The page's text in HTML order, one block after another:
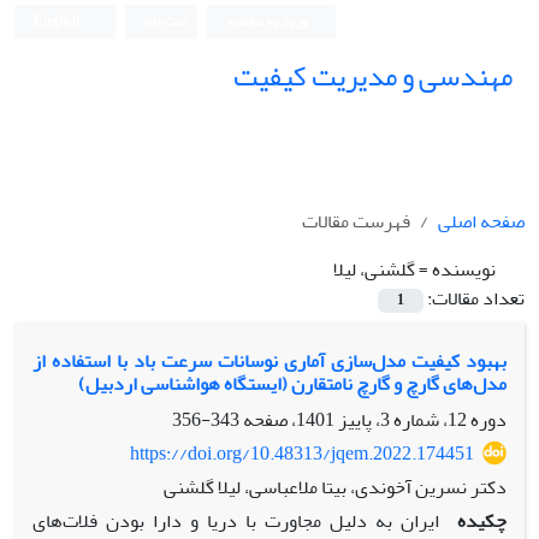
مهندسی و مدیریت کیفیت
صفحه اصلی
فهرست مقالات
نویسنده =گلشنی، لیلا
تعداد مقالات:
1
بهبود کیفیت مدل­‌سازی آماری نوسانات سرعت باد با استفاده از
مدل­‌های گارچ و گارچ نامتقارن (ایستگاه هواشناسی اردبیل)
دوره 12، شماره 3، پاییز 1401، صفحه
343-356
https://doi.org/10.48313/jqem.2022.174451
دکتر نسرین آخوندی، بیتا ملاعباسی، لیلا گلشنی
چکیده ایران به دلیل مجاورت با دریا و دارا بودن فلات‌های